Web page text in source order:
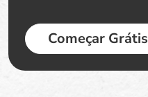
Começar Grátis